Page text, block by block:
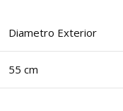
Diametro Exterior
55 cm